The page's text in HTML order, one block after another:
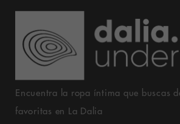
Encuentra la ropa íntima que buscas
favoritas en La Dalia